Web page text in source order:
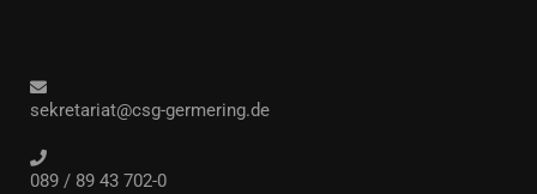
sekretariat@csg-germering.de
089 / 89 43 702-0